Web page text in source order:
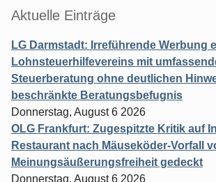
Aktuelle Einträge
LG Darmstadt: Irreführende Werbung
Lohnsteuerhilfevereins mit
Steuerberatung ohne deutlichen
beschränkte Beratungsbefugnis
Donnerstag, August 6 2026
OLG Frankfurt: Zugespitzte Kritik auf
Restaurant nach Mäuseköder-Vorfall
Meinungsäußerungsfreiheit gedeckt
Donnerstag, August 6 2026